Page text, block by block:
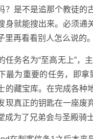
？是不是追那个教徒的
身就能搜出来。必须通
里再看看别人怎么说的。
任务名为“至高无上”，
最为重要的任务，即拿
的藏宝库。在完成各种
现真正的钥匙在一座废
成为了兄弟会与圣殿骑